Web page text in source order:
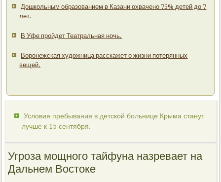
Дошкольным образованием в Казани охвачено 75% детей до 7
лет.
В Уфе пройдет Театральная ночь.
Воронежская художница расскажет о жизни потерянных
вещей.
Условия пребывания в детской больнице Крыма станут
лучше к 15 сентября.
Угроза мощного тайфуна назревает на
Дальнем Востоке